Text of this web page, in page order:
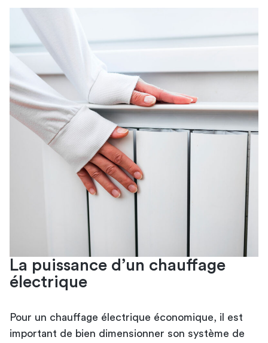
La puissance d’un chauffage
électrique
Pour un chauffage électrique économique, il est
important de bien dimensionner son système de